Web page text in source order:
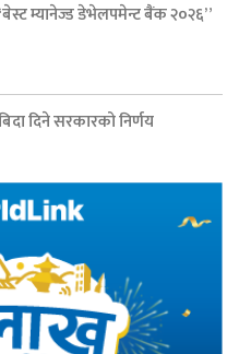
म्यानेज्ड डेभेलपमेन्ट बैंक २०२६”
दिने सरकारको निर्णय